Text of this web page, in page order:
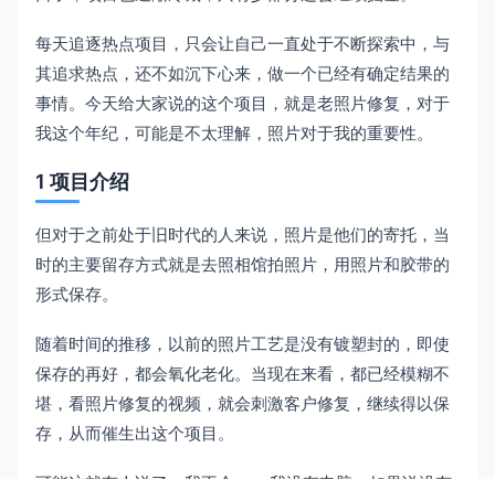
每天追逐热点项目，只会让自己一直处于不断探索中，与
其追求热点，还不如沉下心来，做一个已经有确定结果的
事情。今天给大家说的这个项目，就是老照片修复，对于
我这个年纪，可能是不太理解，照片对于我的重要性。
1 项目介绍
但对于之前处于旧时代的人来说，照片是他们的寄托，当
时的主要留存方式就是去照相馆拍照片，用照片和胶带的
形式保存。
随着时间的推移，以前的照片工艺是没有镀塑封的，即使
保存的再好，都会氧化老化。当现在来看，都已经模糊不
堪，看照片修复的视频，就会刺激客户修复，继续得以保
存，从而催生出这个项目。